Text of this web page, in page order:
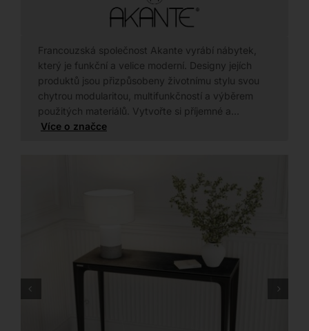
Francouzská společnost Akante vyrábí nábytek,
který je funkční a velice moderní. Designy jejích
produktů jsou přizpůsobeny životnímu stylu svou
chytrou modularitou, multifunkčností a výběrem
použitých materiálů. Vytvořte si příjemné a…
Více o značce